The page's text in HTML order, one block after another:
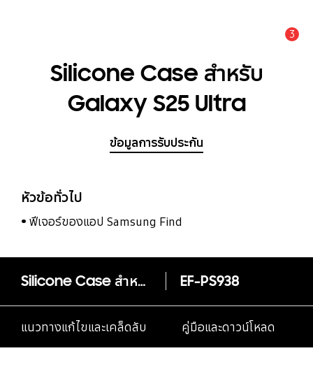
3
Silicone Case สำหรับ
Galaxy S25 Ultra
ข้อมูลการรับประกัน
หัวข้อทั่วไป
ฟีเจอร์ของแอป Samsung Find
Silicone Case สำหรับ Galaxy S25 Ultra EF-PS938
แนวทางแก้ไขและเคล็ดลับ คู่มือและดาวน์โหลด